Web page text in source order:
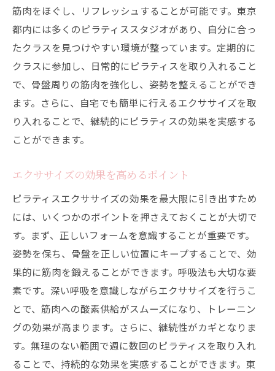
筋肉をほぐし、リフレッシュすることが可能です。東京
都内には多くのピラティススタジオがあり、自分に合っ
たクラスを見つけやすい環境が整っています。定期的に
クラスに参加し、日常的にピラティスを取り入れること
で、骨盤周りの筋肉を強化し、姿勢を整えることができ
ます。さらに、自宅でも簡単に行えるエクササイズを取
り入れることで、継続的にピラティスの効果を実感する
ことができます。
エクササイズの効果を高めるポイント
ピラティスエクササイズの効果を最大限に引き出すため
には、いくつかのポイントを押さえておくことが大切で
す。まず、正しいフォームを意識することが重要です。
姿勢を保ち、骨盤を正しい位置にキープすることで、効
果的に筋肉を鍛えることができます。呼吸法も大切な要
素です。深い呼吸を意識しながらエクササイズを行うこ
とで、筋肉への酸素供給がスムーズになり、トレーニン
グの効果が高まります。さらに、継続性がカギとなりま
す。無理のない範囲で週に数回のピラティスを取り入れ
ることで、持続的な効果を実感することができます。東